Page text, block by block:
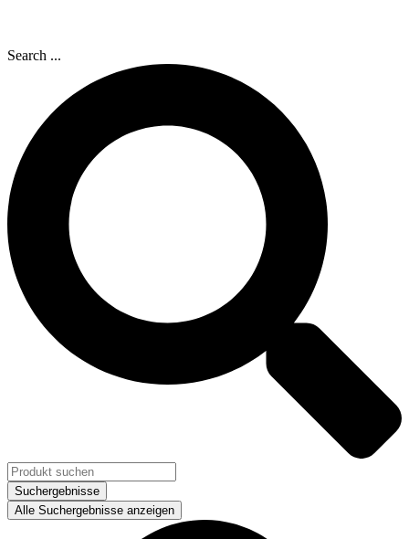
Search ...
Suchergebnisse
Alle Suchergebnisse anzeigen